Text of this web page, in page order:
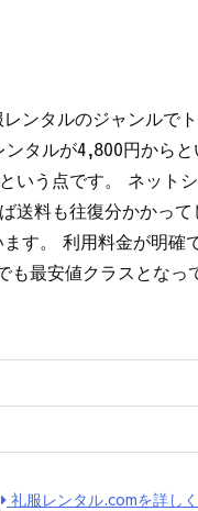
ンタルのジャンルで
タルが4,800円からと
いう点です。 ネット
送料も往復分かかって
す。 利用料金が明確
も最安値クラスとなっ
礼服レンタル.comを詳し